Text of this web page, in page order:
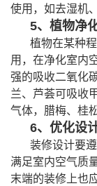
使用，如去湿机
5、植物净
植物在某种
用，在净化室内
强的吸收二氧化
兰、芦荟可吸收
气体，腊梅、桂
6、优化设
装修设计要
满足室内空气质
末端的装修上也